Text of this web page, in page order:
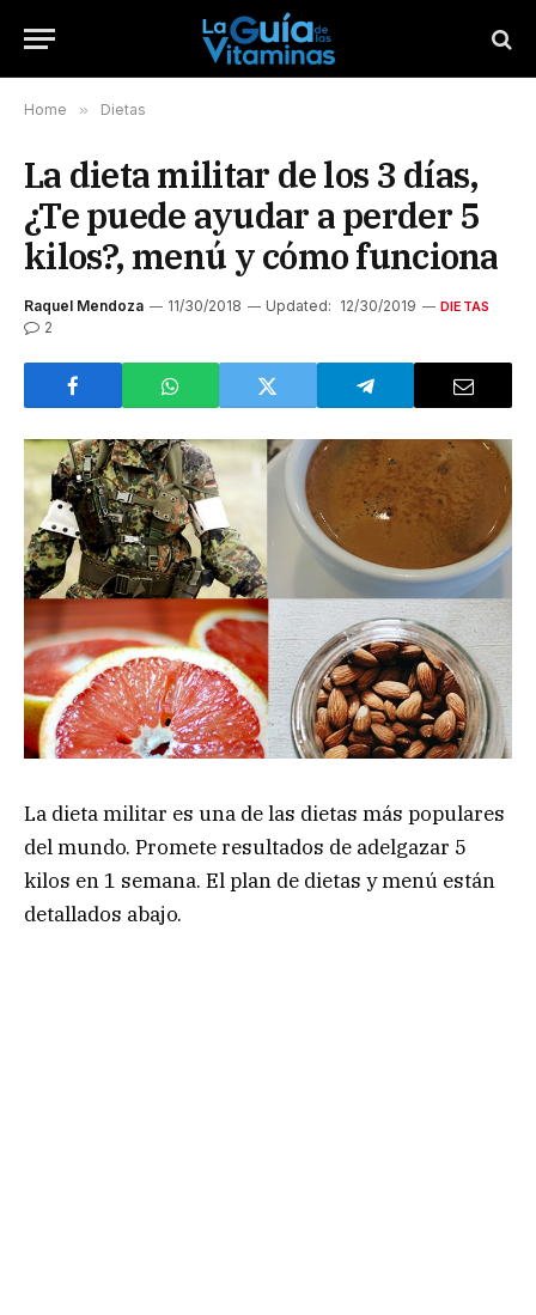
Home » Dietas
La dieta militar de los 3 días,
¿Te puede ayudar a perder 5
kilos?, menú y cómo funciona
Raquel Mendoza 11/30/2018 Updated: 12/30/2019 DIETAS
2
La dieta militar es una de las dietas más populares
del mundo. Promete resultados de adelgazar 5
kilos en 1 semana. El plan de dietas y menú están
detallados abajo.